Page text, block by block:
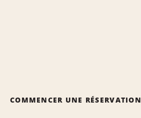
COMMENCER UNE RÉSERVATION